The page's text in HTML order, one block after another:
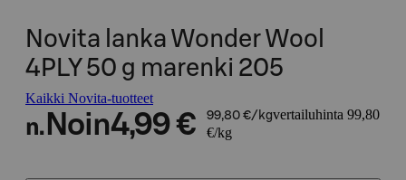
Novita lanka Wonder Wool
4PLY 50 g marenki 205
Kaikki Novita-tuotteet
n. Noin4,99 € 99,80 €/kgvertailuhinta 99,80
€/kg